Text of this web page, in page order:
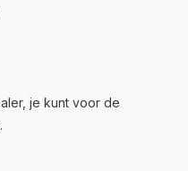
je kunt voor de